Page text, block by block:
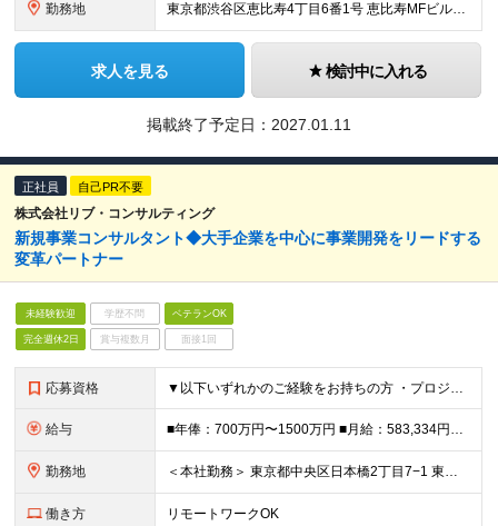
勤務地 東京都渋谷区恵比寿4丁目6番1号 恵比寿MFビル7階
求人を見る 検討中に入れる
掲載終了予定日： 2027.01.11
正社員 自己PR不要
株式会社リブ・コンサルティング
新規事業コンサルタント◆大手企業を中心に事業開発をリードする
変革パートナー
未経験歓迎 学歴不問 ベテランOK
完全週休2日 賞与複数月 面接1回
応募資格 ▼以下いずれかのご経験をお持ちの方 ・プロジェクトリードのご経験（プロジェクト規模は問わない） ・エンジニア、デザイナー、PMなど様々なステークホルダーとの調整業務のご経験 ・大手企業へのソリューショ
給与 ■年俸：700万円〜1500万円 ■月給：583,334円～（年俸の12分の1） ※基本給：418,535円～ ※固定残業手当（50時間/164,799円～）含む ※超過分別途支給 ●経験・能力・前
勤務地 ＜本社勤務＞ 東京都中央区日本橋2丁目7−1 東京日本橋タワー29F ※在宅勤務・リモートワーク：相談可（在宅） 変更の範囲：会社の定める事業所（リモートワーク含む）
働き方 リモートワークOK